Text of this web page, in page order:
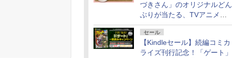
づきさん」のオリジナルどん
ぶりが当たる、TVアニメ公
式Xキャンペーンが開催中！
セール
【Kindleセール】続編コミカ
ライズ刊行記念！「ゲート」